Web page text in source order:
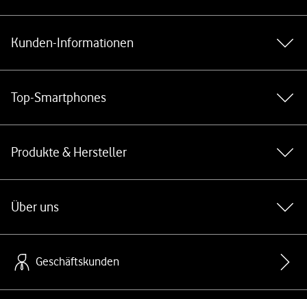
Kunden-Informationen
Top-Smartphones
Produkte & Hersteller
Über uns
Geschäftskunden